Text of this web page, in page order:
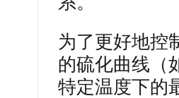
为了更好地控
的硫化曲线（
特定温度下的